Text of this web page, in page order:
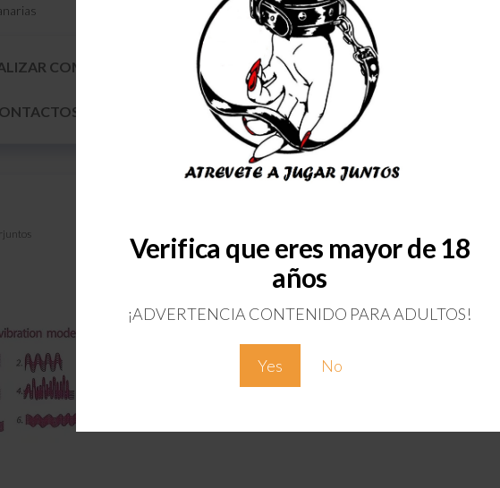
Verifica que eres mayor de 18
años
¡ADVERTENCIA CONTENIDO PARA ADULTOS!
Yes No
COMPRA QUIENES SOMOS COLABORADORES
Y CONSULTAS SERVICIOS